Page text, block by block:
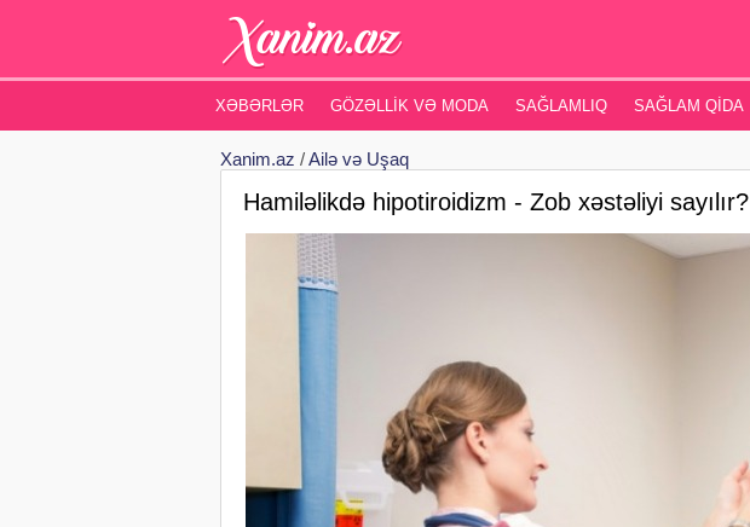
XƏBƏRLƏR GÖZƏLLIK VƏ MODA SAĞLAMLIQ SAĞLAM QIDA
Xanim.az /Ailə və Uşaq
Hamiləlikdə hipotiroidizm - Zob xəstəliyi sayılır?